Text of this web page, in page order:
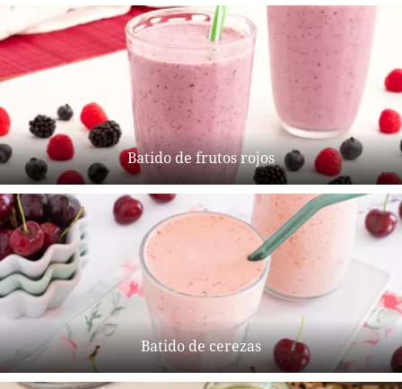
Batido de frutos rojos
Batido de cerezas